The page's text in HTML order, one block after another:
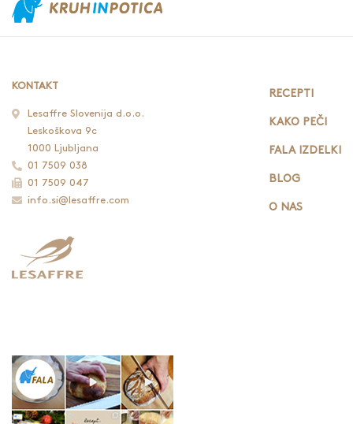
KONTAKT
Lesaffre Slovenija d.o.o.
Leskoškova 9c
1000 Ljubljana
01 7509 038
01 7509 047
info.si@lesaffre.com
RECEPTI
KAKO PEČI
FALA IZDELKI
BLOG
O NAS